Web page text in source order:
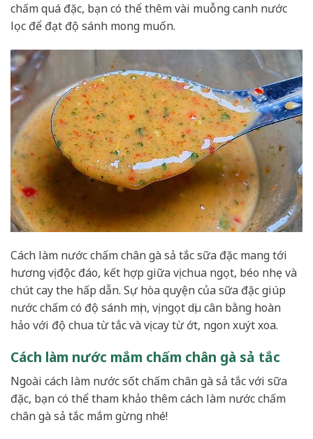
chấm quá đặc, bạn có thể thêm vài muỗng canh nước
lọc để đạt độ sánh mong muốn.
Cách làm nước chấm chân gà sả tắc sữa đặc mang tới
hương vị độc đáo, kết hợp giữa vị chua ngọt, béo nhẹ và
chút cay the hấp dẫn. Sự hòa quyện của sữa đặc giúp
nước chấm có độ sánh mịn, vị ngọt dịu cân bằng hoàn
hảo với độ chua từ tắc và vị cay từ ớt, ngon xuýt xoa.
Cách làm nước mắm chấm chân gà sả tắc
Ngoài cách làm nước sốt chấm chân gà sả tắc với sữa
đặc, bạn có thể tham khảo thêm cách làm nước chấm
chân gà sả tắc mắm gừng nhé!